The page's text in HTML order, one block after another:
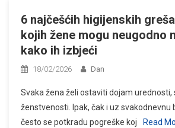
6 najčešćih higijenskih
kojih žene mogu neugodno
kako ih izbjeći
18/02/2026 Dan
Svaka žena želi ostaviti dojam urednosti,
ženstvenosti. Ipak, čak i uz svakodnevnu
često se potkradu pogreške koj
Read